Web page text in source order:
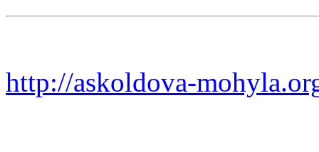
http://askoldova-